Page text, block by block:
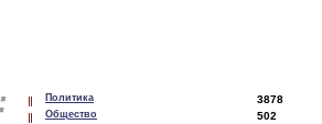
Политика 3878
Общество 502